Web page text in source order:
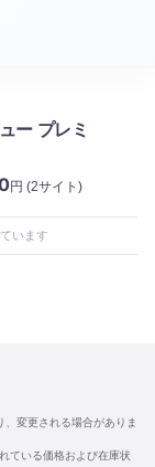
ー プレミ
円 (2サイト)
います
変更される場合がありま
ている価格および在庫状